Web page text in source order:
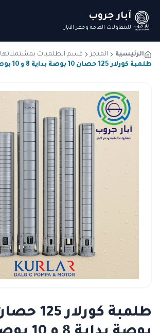
آبار جروب
للمقاولات العامة وحفر الآبار
الرئيسية المتجر قسم الطلمبات بمشتملاتها
طلمبة كورلار 125 حصان 10 بوصة بداية 8 و 10 بوصة